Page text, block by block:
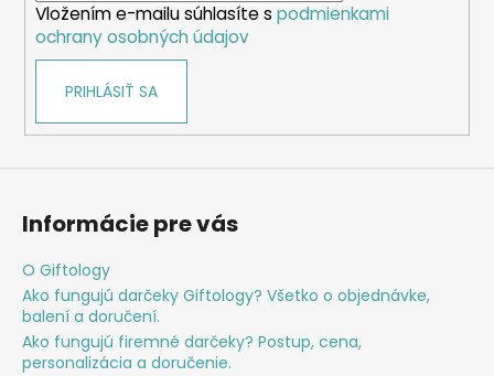
Vložením e-mailu súhlasíte s podmienkami
ochrany osobných údajov
PRIHLÁSIŤ SA
Informácie pre vás
O Giftology
Ako fungujú darčeky Giftology? Všetko o objednávke,
balení a doručení.
Ako fungujú firemné darčeky? Postup, cena,
personalizácia a doručenie.